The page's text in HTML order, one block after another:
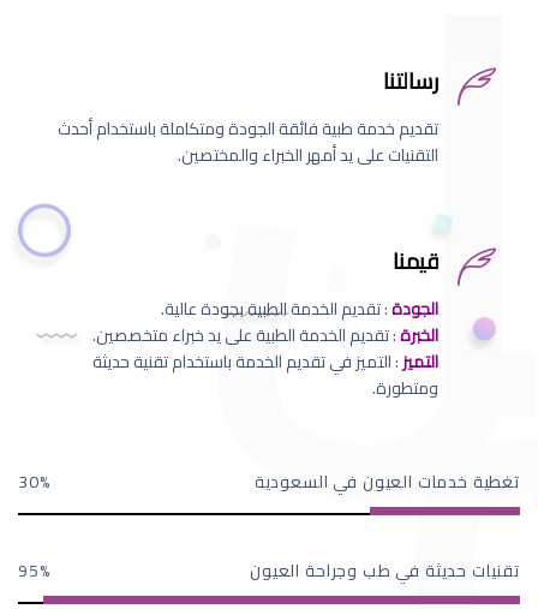
رسالتنا
تقديم خدمة طبية فائقة الجودة ومتكاملة باستخدام أحدث
التقنيات على يد أمهر الخبراء والمختصين.
قيمنا
الجودة: تقديم الخدمة الطبية بجودة عالية.
الخبرة: تقديم الخدمة الطبية على يد خبراء متخصصين.
التميز: التميز في تقديم الخدمة باستخدام تقنية حديثة
ومتطورة.
تغطية خدمات العيون في السعودية 30
تقنيات حديثة في طب وجراحة العيون 95